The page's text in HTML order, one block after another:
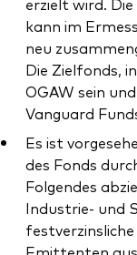
erzielt wird.
kann im
neu
Die Zielfonds,
OGAW sein
Vanguard
Es ist
des Fonds
Folgendes
Industrie- und